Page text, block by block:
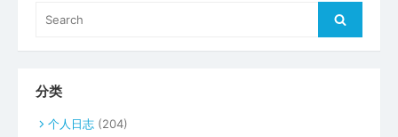
for:
Search
分类
个人日志 (204)